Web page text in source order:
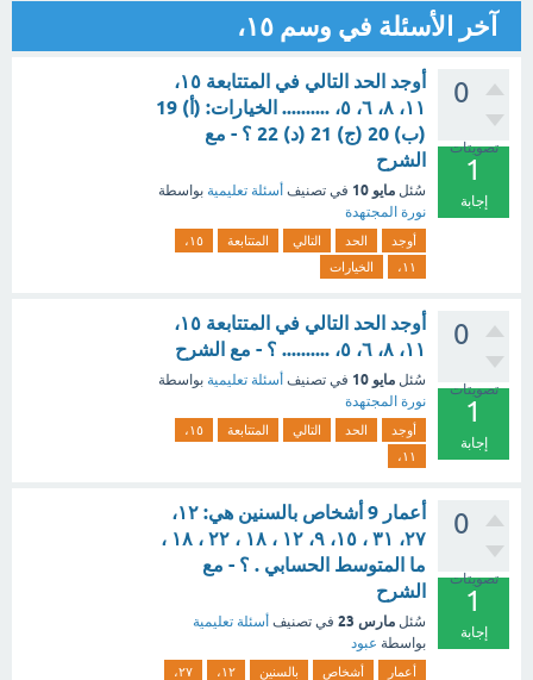
آخر الأسئلة في وسم ١٥،
0
تصويتات
1
إجابة
أوجد الحد التالي في المتتابعة ١٥،
١١، ٨، ٦، ٥، .......... الخيارات: (أ) 19
(ب) 20 (ج) 21 (د) 22 ؟ - مع
الشرح
سُئل مايو 10 في تصنيف أسئلة تعليمية بواسطة
نورة المجتهدة
أوجد الحد التالي المتتابعة
١٥،
١١،
الخيارات
0
تصويتات
1
إجابة
أوجد الحد التالي في المتتابعة ١٥،
١١، ٨، ٦، ٥، .......... ؟ - مع الشرح
سُئل مايو 10 في تصنيف أسئلة تعليمية بواسطة
نورة المجتهدة
أوجد الحد التالي المتتابعة
١٥،
١١،
0
تصويتات
1
إجابة
أعمار 9 أشخاص بالسنين هي: ١٢،
٢٧، ٣١ ، ١٥، ۹، ۱۲ ، ۱۸ ، ۲۲ ، ۱۸ ،
ما المتوسط الحسابي . ؟ - مع
الشرح
سُئل مارس 23 في تصنيف أسئلة تعليمية
بواسطة عبود
أعمار أشخاص بالسنين ١٢،
٢٧،